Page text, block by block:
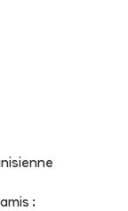
: